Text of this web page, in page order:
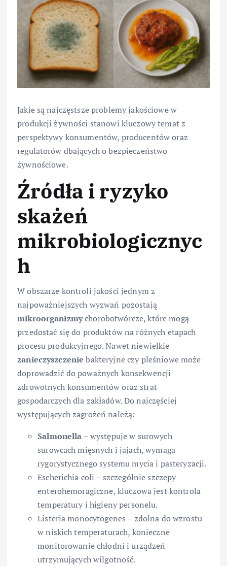
Jakie są najczęstsze problemy jakościowe w
produkcji żywności stanowi kluczowy temat z
perspektywy konsumentów, producentów oraz
regulatorów dbających o bezpieczeństwo
żywnościowe.
Źródła i ryzyko
skażeń
mikrobiologicznyc
h
W obszarze kontroli jakości jednym z
najpoważniejszych wyzwań pozostają
mikroorganizmychorobotwórcze, które mogą
przedostać się do produktów na różnych etapach
procesu produkcyjnego. Nawet niewielkie
zanieczyszczenie bakteryjne czy pleśniowe może
doprowadzić do poważnych konsekwencji
zdrowotnych konsumentów oraz strat
gospodarczych dla zakładów. Do najczęściej
występujących zagrożeń należą:
Salmonella – występuje w surowych
surowcach mięsnych i jajach, wymaga
rygorystycznego systemu mycia i pasteryzacji.
Escherichia coli – szczególnie szczepy
enterohemoragiczne, kluczowa jest kontrola
temperatury i higieny personelu.
Listeria monocytogenes – zdolna do wzrostu
w niskich temperaturach, konieczne
monitorowanie chłodni i urządzeń
utrzymujących wilgotność.